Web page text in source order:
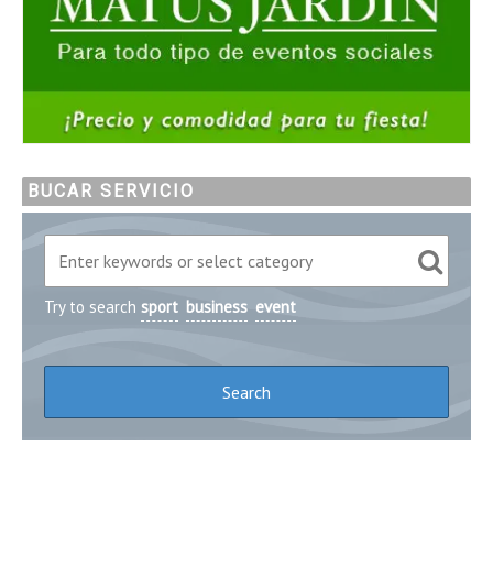
BUCAR SERVICIO
Try to search sport business event